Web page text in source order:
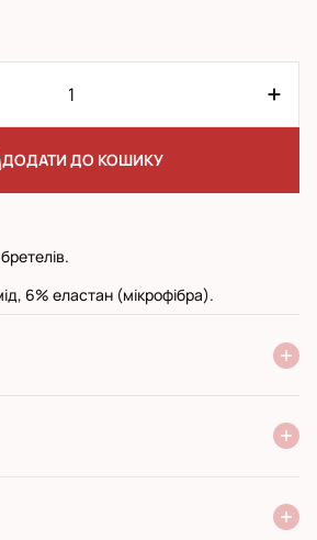
ДОДАТИ ДО КОШИКУ
6% еластан (мікрофібра).